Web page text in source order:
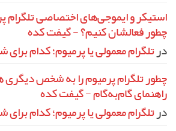
استیکر و ایموجی‌های اختصاصی
چطور فعالشان کنیم؟ - گیفت کده
درتلگرام معمولی یا پرمیوم؛ کدام
چطور تلگرام پرمیوم را به شخص
راهنمای گام‌به‌گام - گیفت کده
درتلگرام معمولی یا پرمیوم؛ کدام